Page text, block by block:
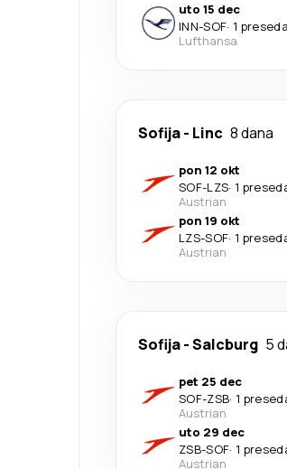
uto 15 dec
INN-SOF· 1
Lufthansa
Sofija- Linc 8 dana
pon 12 okt
SOF-LZS· 1
Austrian
pon 19 okt
LZS-SOF· 1
Austrian
Sofija-Salcburg 5
pet 25 dec
SOF-ZSB· 1
Austrian
uto 29 dec
ZSB-SOF· 1
Austrian